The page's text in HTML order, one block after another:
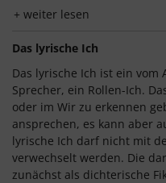
weiter lesen
Das lyrische Ich
Das lyrische Ich ist ein
Sprecher, ein Rollen-Ich.
oder im Wir zu erkennen
ansprechen, es kann aber
lyrische Ich darf nicht mit
verwechselt werden. Die
zunächst als dichterische